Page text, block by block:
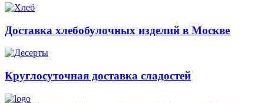
Доставка хлебобулочных изделий в Москве
Круглосуточная доставка сладостей